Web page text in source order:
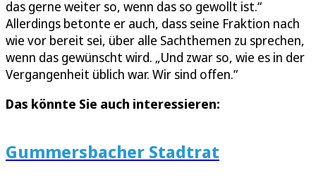
das gerne weiter so, wenn das so gewollt ist.“
Allerdings betonte er auch, dass seine Fraktion nach
wie vor bereit sei, über alle Sachthemen zu sprechen,
wenn das gewünscht wird. „Und zwar so, wie es in der
Vergangenheit üblich war. Wir sind offen.“
Das könnte Sie auch interessieren:
Gummersbacher Stadtrat